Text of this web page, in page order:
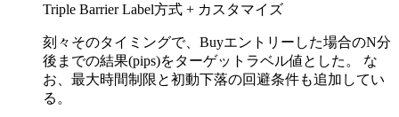
Triple Barrier Label方式 + カスタマイズ
刻々そのタイミングで、Buyエントリーした場合のN分
後までの結果(pips)をターゲットラベル値とした。 な
お、最大時間制限と初動下落の回避条件も追加してい
る。